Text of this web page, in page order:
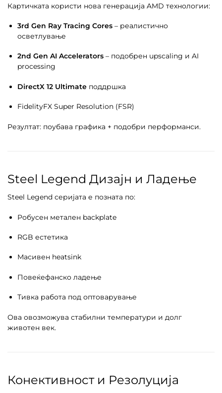
Картичката користи нова генерација AMD технологии:
3rd Gen Ray Tracing Cores – реалистично
осветлување
2nd Gen AI Accelerators – подобрен upscaling и AI
processing
DirectX 12 Ultimate поддршка
FidelityFX Super Resolution (FSR)
Резултат: поубава графика + подобри перформанси.
Steel Legend Дизајн и Ладење
Steel Legend серијата е позната по:
Робусен метален backplate
RGB естетика
Масивен heatsink
Повеќефанско ладење
Тивка работа под оптоварување
Ова овозможува стабилни температури и долг
животен век.
Конективност и Резолуција